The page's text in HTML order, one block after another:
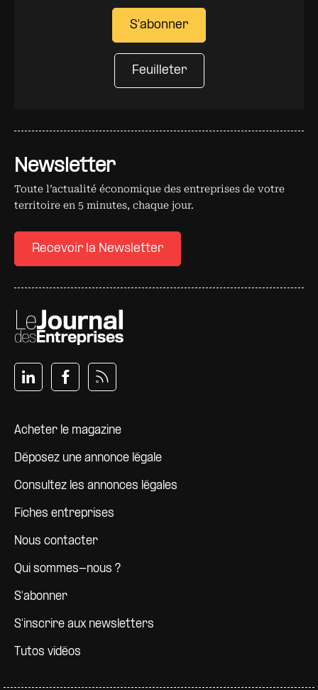
Newsletter
Toute l’actualité économique des entreprises de votre
territoire en 5 minutes, chaque jour.
Recevoir la Newsletter
Pied de page
Acheter le magazine
Déposez une annonce légale
Consultez les annonces légales
Fiches entreprises
Nous contacter
Qui sommes-nous ?
S'abonner
S'inscrire aux newsletters
Tutos vidéos
S'abonner
Feuilleter